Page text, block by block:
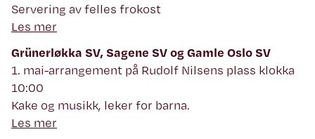
Servering av felles frokost
Les mer
Grünerløkka SV, Sagene SV og Gamle Oslo SV
1. mai-arrangement på Rudolf Nilsens plass klokka
10:00
Kake og musikk, leker for barna.
Les mer